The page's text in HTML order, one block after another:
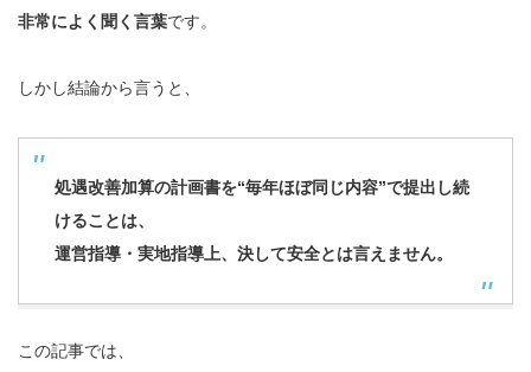
非常によく聞く言葉です。
しかし結論から言うと、
処遇改善加算の計画書を“毎年ほぼ同じ内容”で提出し続
けることは、
運営指導・実地指導上、決して安全とは言えません。
この記事では、